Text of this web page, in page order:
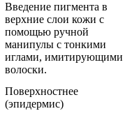
Введение пигмента в
верхние слои кожи с
помощью ручной
манипулы с тонкими
иглами, имитирующими
волоски.
Поверхностнее
(эпидермис)